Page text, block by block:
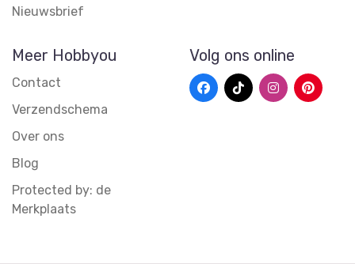
Nieuwsbrief
Meer Hobbyou
Contact
Verzendschema
Over ons
Blog
Protected by: de
Merkplaats
Volg ons online